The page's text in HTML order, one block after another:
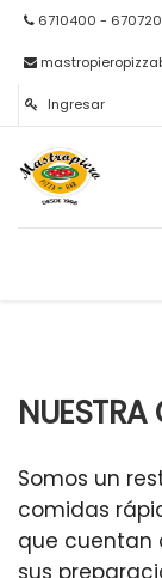
6710400 -
Ingresar
Somos un
comidas
que cuentan
sus